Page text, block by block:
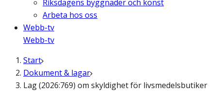
Riksdagens byggnader och konst
Arbeta hos oss
Webb-tv
Webb-tv
Start
Dokument & lagar
Lag (2026:769) om skyldighet för livsmedelsbutiker